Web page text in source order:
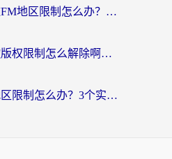
在老挝用喜马拉雅FM地区限制怎么办？海外党亲测有效的回国加速方案
咪咕音乐国外听歌版权限制怎么解除啊？海外党亲测有效的回国加速方案
在加拿大用掌阅地区限制怎么办？3个实用技巧帮你轻松解决（附海外华人必备工具）